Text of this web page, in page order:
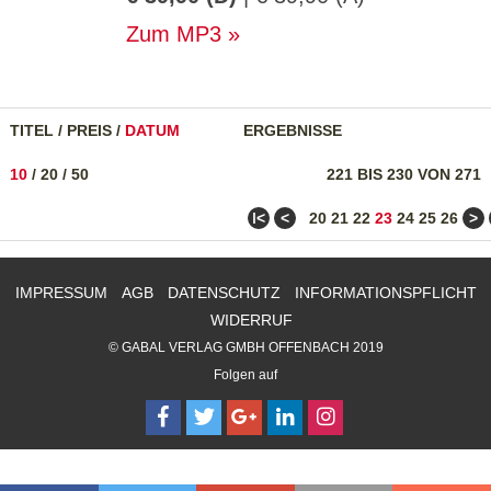
Zum MP3
TITEL / PREIS / DATUM ERGEBNISSE
221 BIS 230 VON 271
10 / 20 / 50
ǀ< < 20 21 22 23 24 25 26 >
IMPRESSUM AGB DATENSCHUTZ
INFORMATIONSPFLICHT
WIDERRUF
© GABAL VERLAG GMBH OFFENBACH 2019
Folgen auf